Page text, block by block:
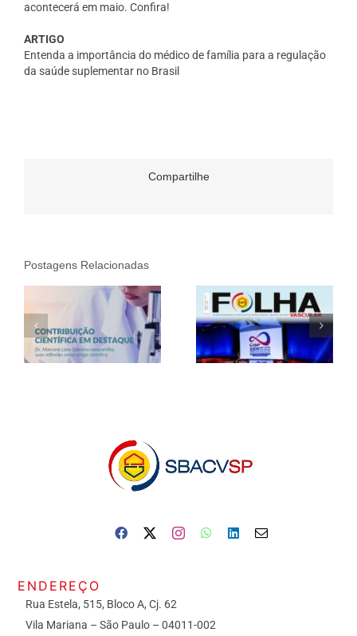
acontecerá em maio. Confira!
ARTIGO
Entenda a importância do médico de família para a regulação
da saúde suplementar no Brasil
Compartilhe
Postagens Relacionadas
ENDEREÇO
Rua Estela, 515, Bloco A, Cj. 62
Vila Mariana – São Paulo – 04011-002